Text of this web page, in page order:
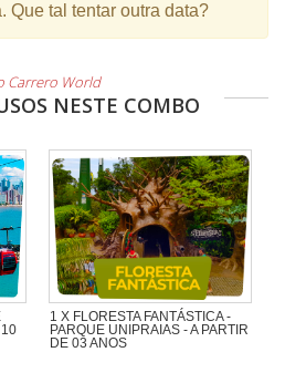
Que tal tentar outra data?
Carrero World
NESTE COMBO
1 X FLORESTA FANTÁSTICA -
PARQUE UNIPRAIAS - A PARTIR
DE 03 ANOS